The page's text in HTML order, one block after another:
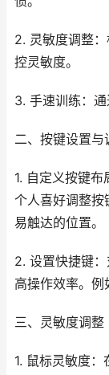
2. 灵敏度调整
控灵敏度。
3. 手速训练：通
二、按键设置与
1. 自定义按键布
个人喜好调整按
易触达的位置。
2. 设置快捷键
高操作效率。例
三、灵敏度调整
1. 鼠标灵敏度：